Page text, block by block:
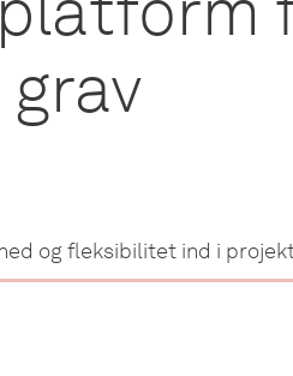
og fleksibilitet ind i